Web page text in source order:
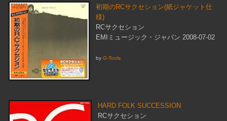
初期のRCサクセション(紙ジャケット仕
様)
RCサクセション
EMIミュージック・ジャパン 2008-07-02
by G-Tools
HARD FOLK SUCCESSION
RCサクセション